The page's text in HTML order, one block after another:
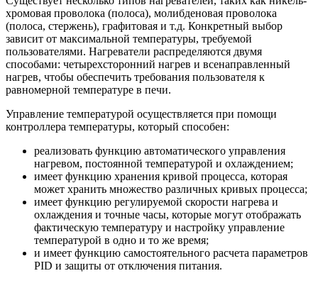
хромовая проволока (полоса), молибденовая проволока
(полоса, стержень), графитовая и т.д. Конкретный выбор
зависит от максимальной температуры, требуемой
пользователями. Нагреватели распределяются двумя
способами: четырехсторонний нагрев и всенаправленный
нагрев, чтобы обеспечить требования пользователя к
равномерной температуре в печи.
Управление температурой осуществляется при помощи
контроллера температуры, который способен:
реализовать функцию автоматического управления
нагревом, постоянной температурой и охлаждением;
имеет функцию хранения кривой процесса, которая
может хранить множество различных кривых процесса;
имеет функцию регулируемой скорости нагрева и
охлаждения и точные часы, которые могут отображать
фактическую температуру и настройку управление
температурой в одно и то же время;
и имеет функцию самостоятельного расчета параметров
PID и защиты от отключения питания.